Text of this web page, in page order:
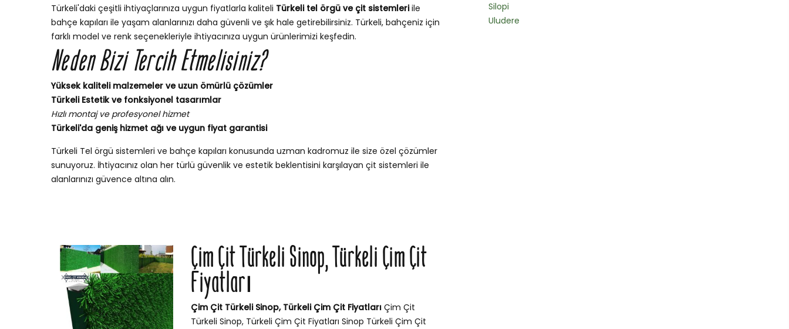
Silopi
Uludere
Türkeli'daki çeşitli ihtiyaçlarınıza uygun fiyatlarla kaliteli Türkeli tel örgü ve çit sistemleriile
bahçe kapıları ile yaşam alanlarınızı daha güvenli ve şık hale getirebilirsiniz. Türkeli, bahçeniz için
farklı model ve renk seçenekleriyle ihtiyacınıza uygun ürünlerimizi keşfedin.
Neden Bizi Tercih Etmelisiniz?
Yüksek kaliteli malzemeler ve uzun ömürlü çözümler
Türkeli Estetik ve fonksiyonel tasarımlar
Hızlı montaj ve profesyonel hizmet
Türkeli'da geniş hizmet ağı ve uygun fiyat garantisi
Türkeli Tel örgü sistemleri ve bahçe kapıları konusunda uzman kadromuz ile size özel çözümler
sunuyoruz. İhtiyacınız olan her türlü güvenlik ve estetik beklentisini karşılayan çit sistemleri ile
alanlarınızı güvence altına alın.
Çim Çit Türkeli Sinop, Türkeli Çim Çit
Fiyatları
Çim Çit Türkeli Sinop, Türkeli Çim Çit Fiyatları Çim Çit
Türkeli Sinop, Türkeli Çim Çit Fiyatları Sinop Türkeli Çim Çit